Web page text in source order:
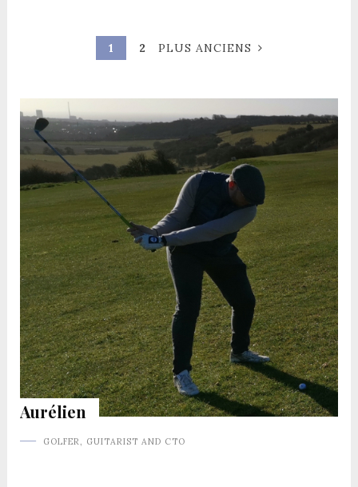
1 2 PLUS ANCIENS
Aurélien
GOLFER, GUITARIST AND CTO